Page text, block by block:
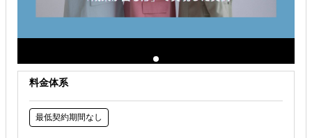
料金体系
最低契約期間なし